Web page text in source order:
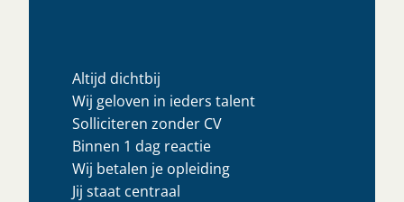
Altijd dichtbij
Wij geloven in ieders talent
Solliciteren zonder CV
Binnen 1 dag reactie
Wij betalen je opleiding
Jij staat centraal